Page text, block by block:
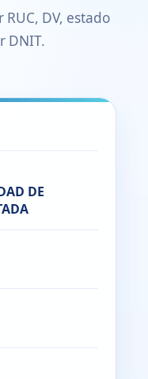
DV, estado
DNIT.
DE